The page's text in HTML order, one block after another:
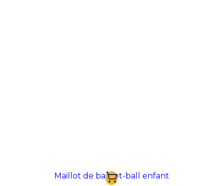
Maillot de basket-ball enfant